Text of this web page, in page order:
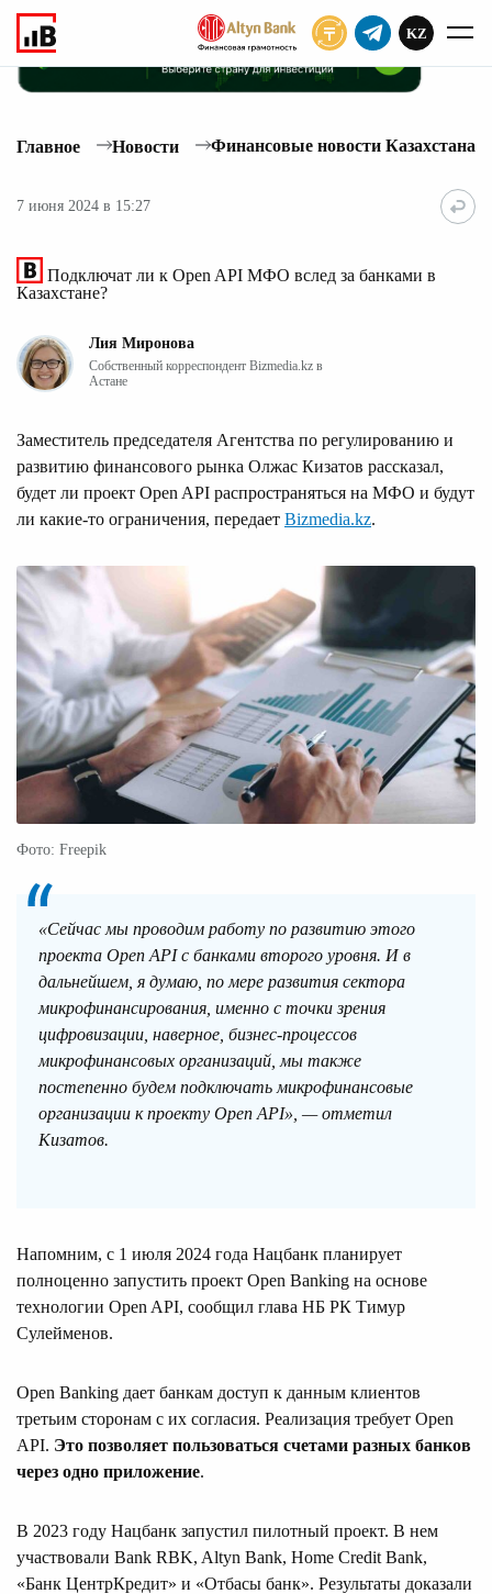
KZ
Главное Новости Финансовые новости Казахстана
7 июня 2024 в 15:27
Подключат ли к Open API МФО вслед за банками в
Казахстане?
Лия Миронова
Собственный корреспондент Bizmedia.kz в
Астане
Заместитель председателя Агентства по регулированию и
развитию финансового рынка Олжас Кизатов рассказал,
будет ли проект Open API распространяться на МФО и будут
ли какие-то ограничения, передает Bizmedia.kz.
Фото: Freepik
«Сейчас мы проводим работу по развитию этого
проекта Open API с банками второго уровня. И в
дальнейшем, я думаю, по мере развития сектора
микрофинансирования, именно с точки зрения
цифровизации, наверное, бизнес-процессов
микрофинансовых организаций, мы также
постепенно будем подключать микрофинансовые
организации к проекту Open API», — отметил
Кизатов.
Напомним, с 1 июля 2024 года Нацбанк планирует
полноценно запустить проект Open Banking на основе
технологии Open API, сообщил глава НБ РК Тимур
Сулейменов.
Open Banking дает банкам доступ к данным клиентов
третьим сторонам с их согласия. Реализация требует Open
API. Это позволяет пользоваться счетами разных банков
через одно приложение.
В 2023 году Нацбанк запустил пилотный проект. В нем
участвовали Bank RBK, Altyn Bank, Home Credit Bank,
«Банк ЦентрКредит» и «Отбасы банк». Результаты доказали